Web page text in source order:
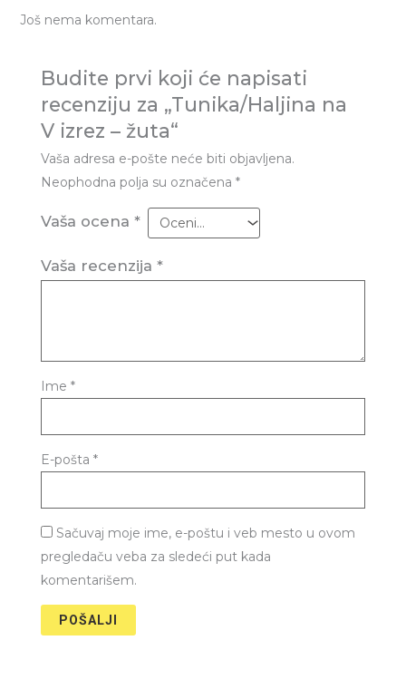
Još nema komentara.
Budite prvi koji će napisati
recenziju za „Tunika/Haljina na
V izrez – žuta“
Vaša adresa e-pošte neće biti objavljena.
Neophodna polja su označena *
Vaša ocena *
Vaša recenzija *
Ime *
E-pošta *
Sačuvaj moje ime, e-poštu i veb mesto u ovom
pregledaču veba za sledeći put kada
komentarišem.